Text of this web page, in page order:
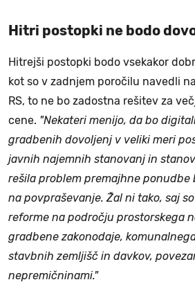
Hitri postopki ne bodo
Hitrejši postopki bodo vsekakor
kot so v zadnjem poročilu navedli
RS, to ne bo zadostna rešitev za
cene. "Nekateri menijo, da bo
gradbenih dovoljenj v veliki meri
javnih najemnih stanovanj in
rešila problem premajhne
na povpraševanje. Žal ni tako, saj
reforme na področju prostorskega
gradbene zakonodaje,
stavbnih zemljišč in davkov,
nepremičninami."